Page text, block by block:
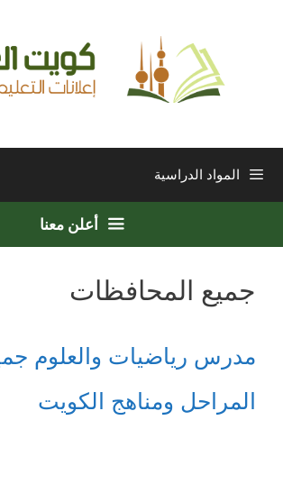
المواد الدراسية
أعلن معنا
جميع المحافظات
مدرس رياضيات والعلوم
المراحل ومناهج الكويت